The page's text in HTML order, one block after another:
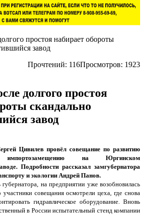
Прочтений: 116Просмотров: 1923
долгого простоя
скандально
завод
Цивилев провёл совещание по развитию
на Юргинском
Подробности рассказал замгубернатора
и экологии Андрей Панов.
губернатора, на предприятии уже возобновилась
совещания осмотрели цеха, где снова
гидравлическое оборудование. Вновь
в России испытательный стенд компании